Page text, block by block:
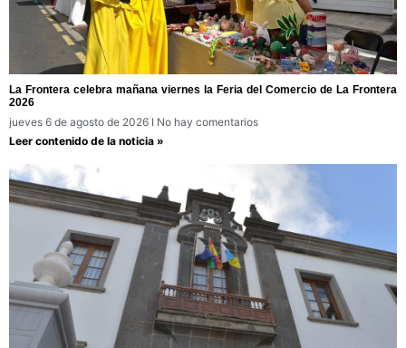
La Frontera celebra mañana viernes la Feria del Comercio de La Frontera
2026
jueves 6 de agosto de 2026
No hay comentarios
Leer contenido de la noticia »